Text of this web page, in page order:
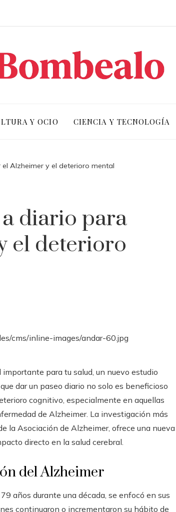
Y OCIO CIENCIA Y TECNOLOGÍA
Alzheimer y el deterioro mental
diario para
el deterioro
para tu salud, un nuevo estudio
dar un paseo diario no solo es beneficioso
cognitivo, especialmente en aquellas
de Alzheimer. La investigación más
la Asociación de Alzheimer, ofrece una nueva
directo en la salud cerebral.
del Alzheimer
años durante una década, se enfocó en sus
continuaron o incrementaron su hábito de